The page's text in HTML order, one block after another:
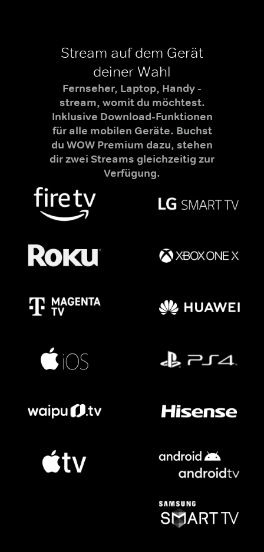
Stream auf dem Gerät
deiner Wahl
Fernseher, Laptop, Handy -
stream, womit du möchtest.
Inklusive Download-Funktionen
für alle mobilen Geräte. Buchst
du WOW Premium dazu, stehen
dir zwei Streams gleichzeitig zur
Verfügung.